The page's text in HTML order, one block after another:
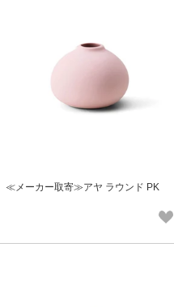
≪メーカー取寄≫アヤ ラウンド PK